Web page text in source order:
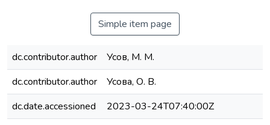
Simple item page
dc.contributor.author
Усов, М. М.
dc.contributor.author
Усова, О. В.
dc.date.accessioned
2023-03-24T07:40:00Z